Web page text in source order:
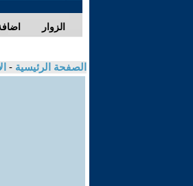
الزوار
الصفحة الرئيسية -